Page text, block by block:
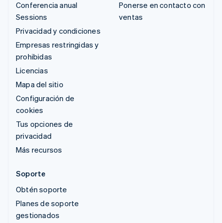
Conferencia anual
Sessions
Privacidad y condiciones
Empresas restringidas y
prohibidas
Licencias
Mapa del sitio
Configuración de
cookies
Tus opciones de
privacidad
Más recursos
Ponerse en contacto con
ventas
Soporte
Obtén soporte
Planes de soporte
gestionados